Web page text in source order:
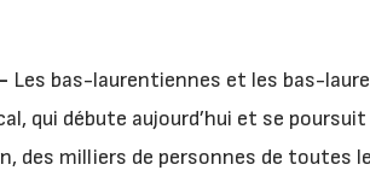
Les bas-laurentiennes et les bas-
qui débute aujourd’hui et se
des milliers de personnes de toutes